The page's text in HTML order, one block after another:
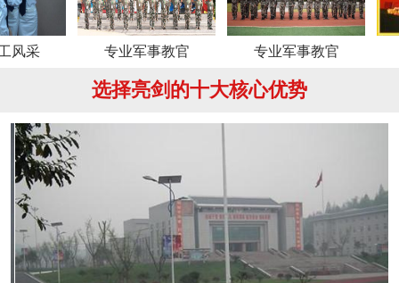
专业军事教官 专业军事教官
选择亮剑的十大核心优势